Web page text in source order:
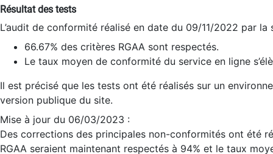
Résultat des tests
L’audit de conformité réalisé en date du 09/11/2022 par
66.67% des critères RGAA sont respectés.
Le taux moyen de conformité du service en ligne
Il est précisé que les tests ont été réalisés sur un
version publique du site.
Mise à jour du 06/03/2023 :
Des corrections des principales non-conformités ont été
RGAA seraient maintenant respectés à 94% et le taux